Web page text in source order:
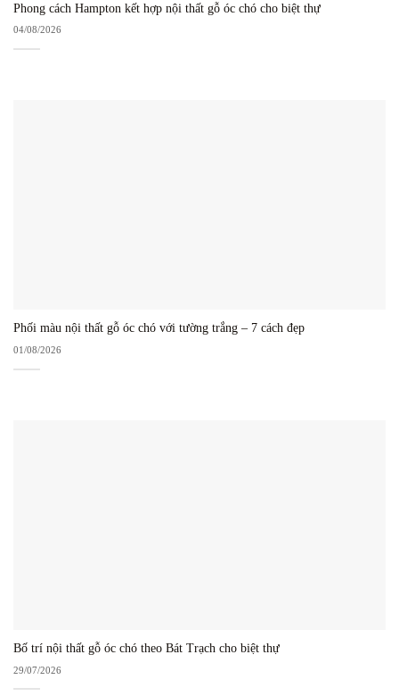
Phong cách Hampton kết hợp nội thất gỗ óc chó cho biệt thự
04/08/2026
Phối màu nội thất gỗ óc chó với tường trắng – 7 cách đẹp
01/08/2026
Bố trí nội thất gỗ óc chó theo Bát Trạch cho biệt thự
29/07/2026